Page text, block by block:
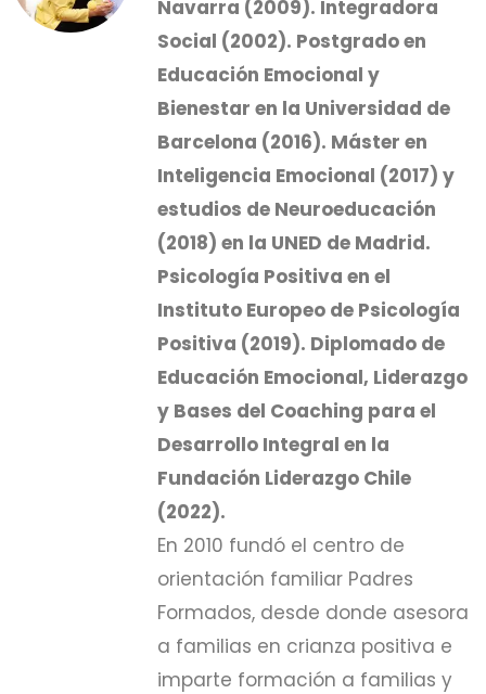
Navarra (2009). Integradora
Social (2002). Postgrado en
Educación Emocional y
Bienestar en la Universidad de
Barcelona (2016). Máster en
Inteligencia Emocional (2017) y
estudios de Neuroeducación
(2018) en la UNED de Madrid.
Psicología Positiva en el
Instituto Europeo de Psicología
Positiva (2019). Diplomado de
Educación Emocional, Liderazgo
y Bases del Coaching para el
Desarrollo Integral en la
Fundación Liderazgo Chile
(2022).
En 2010 fundó el centro de
orientación familiar Padres
Formados, desde donde asesora
a familias en crianza positiva e
imparte formación a familias y